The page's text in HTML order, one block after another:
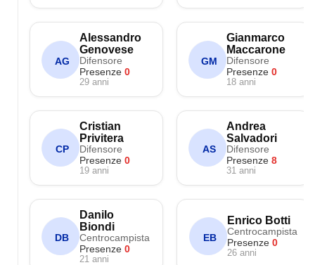
AG
Alessandro
Genovese
Difensore
Presenze 0
29 anni
GM
Gianmarco
Maccarone
Difensore
Presenze0
18 anni
CP
Cristian
Privitera
Difensore
Presenze 0
19 anni
AS
Andrea
Salvadori
Difensore
Presenze8
31 anni
DB
Danilo
Biondi
Centrocampista
Presenze 0
21 anni
EB
Enrico Botti
Centrocampista
Presenze 0
26 anni